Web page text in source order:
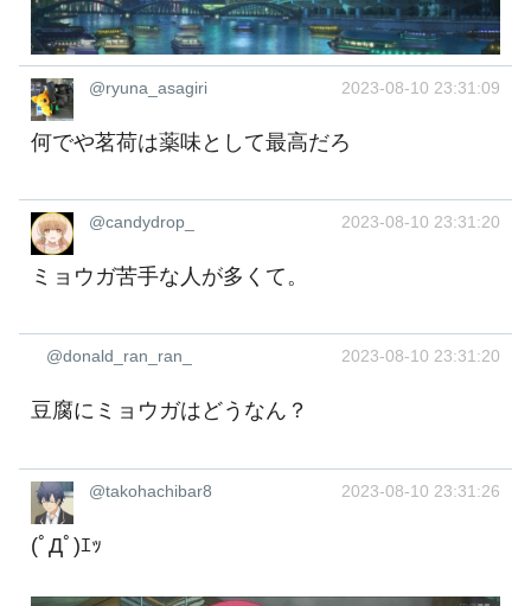
@ryuna_asagiri 2023-08-10 23:31:09
何でや茗荷は薬味として最高だろ
@candydrop_ 2023-08-10 23:31:20
ミョウガ苦手な人が多くて。
@donald_ran_ran_ 2023-08-10 23:31:20
豆腐にミョウガはどうなん？
@takohachibar8 2023-08-10 23:31:26
(ﾟДﾟ)ｴｯ